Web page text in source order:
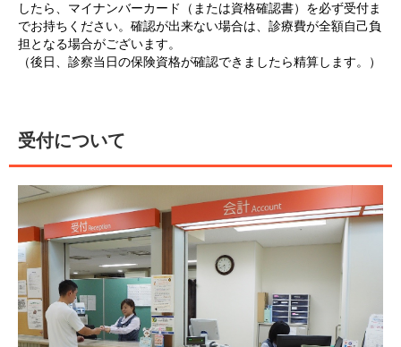
したら、マイナンバーカード（または資格確認書）を必ず受付ま
でお持ちください。確認が出来ない場合は、診療費が全額自己負
担となる場合がございます。
（後日、診察当日の保険資格が確認できましたら精算します。）
受付について